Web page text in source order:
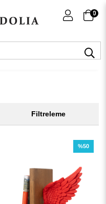
0
Filtreleme
%50